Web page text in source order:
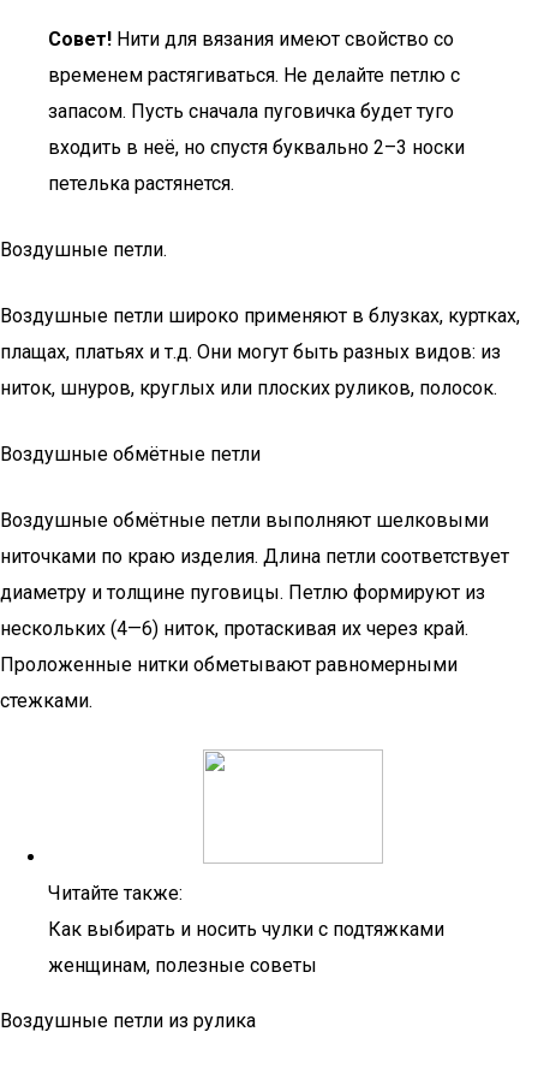
Совет! Нити для вязания имеют свойство со
временем растягиваться. Не делайте петлю с
запасом. Пусть сначала пуговичка будет туго
входить в неё, но спустя буквально 2–3 носки
петелька растянется.
Воздушные петли.
Воздушные петли широко применяют в блузках, куртках,
плащах, платьях и т.д. Они могут быть разных видов: из
ниток, шнуров, круглых или плоских руликов, полосок.
Воздушные обмётные петли
Воздушные обмётные петли выполняют шелковыми
ниточками по краю изделия. Длина петли соответствует
диаметру и толщине пуговицы. Петлю формируют из
нескольких (4—6) ниток, протаскивая их через край.
Проложенные нитки обметывают равномерными
стежками.
Читайте также:
Как выбирать и носить чулки с подтяжками
женщинам, полезные советы
Воздушные петли из рулика